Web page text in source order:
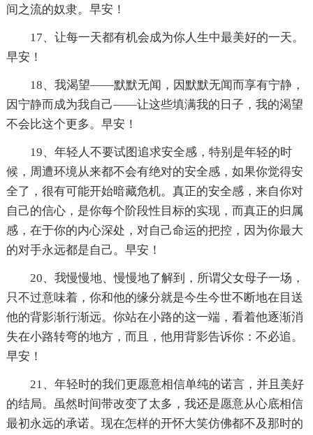
间之流的奴隶。早安！
17、让每一天都有机会成为你人生中最美好的一天。
早安！
18、我渴望——默默无闻，因默默无闻而享有宁静，
因宁静而成为我自己——让这些填满我的日子，我的渴望
不会比这个更多。早安！
19、年轻人不要试图追求安全感，特别是年轻的时
候，周遭环境从来都不会有绝对的安全感，如果你觉得安
全了，很有可能开始暗藏危机。真正的安全感，来自你对
自己的信心，是你每个阶段性目标的实现，而真正的归属
感，在于你的内心深处，对自己命运的把控，因为你最大
的对手永远都是自己。早安！
20、我慢慢地、慢慢地了解到，所谓父女母子一场，
只不过意味着，你和他的缘分就是今生今世不断地在目送
他的背影渐行渐远。你站在小路的这一端，看着他逐渐消
失在小路转弯的地方，而且，他用背影告诉你：不必追。
早安！
21、年轻时的我们更愿意相信单纯的诺言，并且美好
的结局。虽然时间带改变了太多，我还是愿意从心底相信
最初永远的承诺。现在怎样的开怀大笑仿佛都不及那时的